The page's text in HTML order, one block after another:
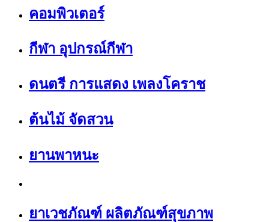
คอมพิวเตอร์
กีฬา อุปกรณ์กีฬา
ดนตรี การแสดง เพลงโคราช
ต้นไม้ จัดสวน
ยานพาหนะ
ยาเวชภัณฑ์ ผลิตภัณฑ์สุขภาพ